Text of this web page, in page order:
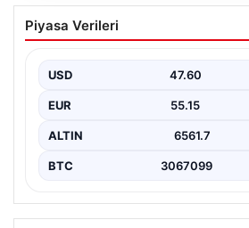
Kılıçdaroğlu: Hesap
vermekten çekinmeyiz
başlangıcını ilan eden Cumhuriyet
Genel…
Piyasa Verileri
USD 47.60
EUR 55.15
ALTIN 6561.7
BTC 3067099